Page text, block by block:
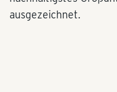
ausgezeichnet.